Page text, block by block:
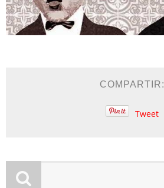
COMPARTIR:
Tweet